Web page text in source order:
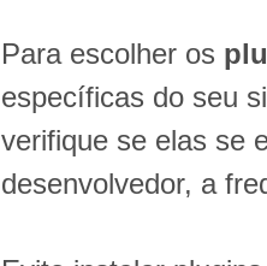
Para escolher os
específicas do seu
verifique se elas se
desenvolvedor, a